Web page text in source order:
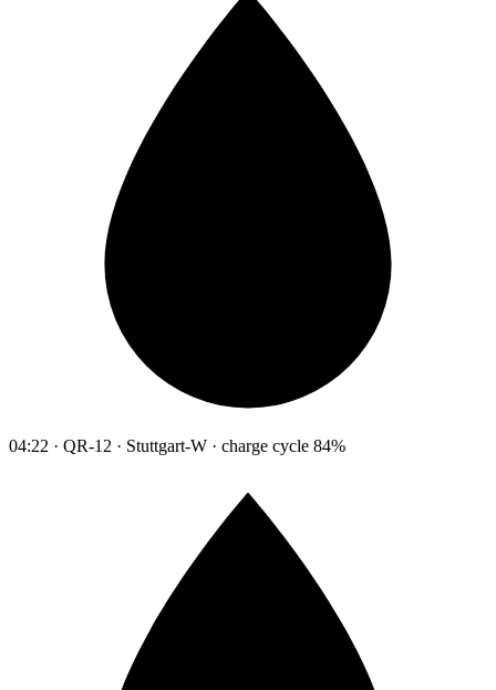
04:22 · QR-12 · Stuttgart-W · charge cycle 84%